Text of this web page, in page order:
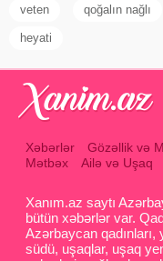
veten qoğalın nağlı
heyati
Xəbərlər Gözəllik və
Mətbəx
Ailə və Uşaq
Xanım.az saytı
bütün xəbərlər var.
Azərbaycan
südü, uşaqlar, uşaq